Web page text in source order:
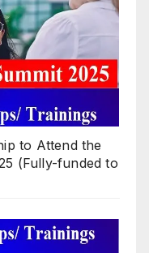
to Attend the
(Fully-funded to